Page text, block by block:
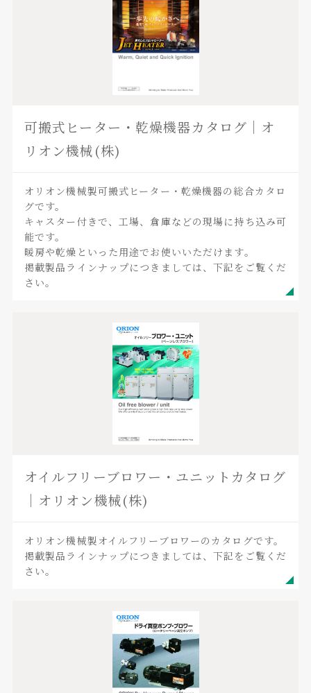
可搬式ヒーター・乾燥機器カタログ｜オ
リオン機械(株)
オリオン機械製可搬式ヒーター・乾燥機器の総合カタロ
グです。
キャスター付きで、工場、倉庫などの現場に持ち込み可
能です。
暖房や乾燥といった用途でお使いいただけます。
掲載製品ラインナップにつきましては、下記をご覧くだ
さい。
オイルフリーブロワー・ユニットカタログ
｜オリオン機械(株)
オリオン機械製オイルフリーブロワーのカタログです。
掲載製品ラインナップにつきましては、下記をご覧くだ
さい。